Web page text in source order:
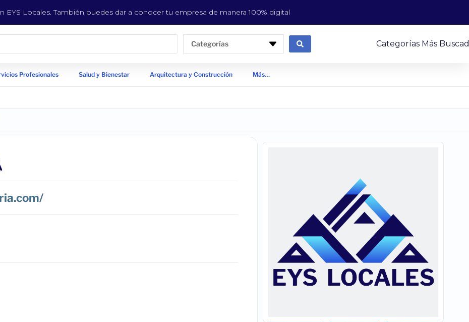
EYS Locales. También puedes dar a conocer tu empresa de manera 100% digital
Categorías Categorías Más
Profesionales Salud y Bienestar Arquitectura y Construcción Más…